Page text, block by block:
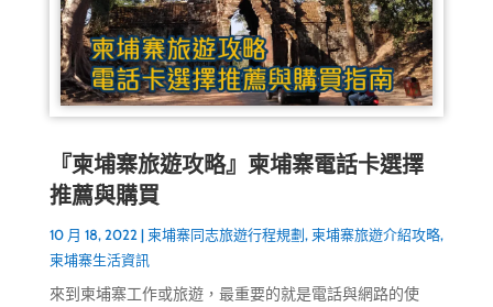
『柬埔寨旅遊攻略』柬埔寨電話卡選擇
推薦與購買
10 月 18, 2022 |柬埔寨同志旅遊行程規劃,柬埔寨旅遊介紹攻略,
柬埔寨生活資訊
來到柬埔寨工作或旅遊，最重要的就是電話與網路的使